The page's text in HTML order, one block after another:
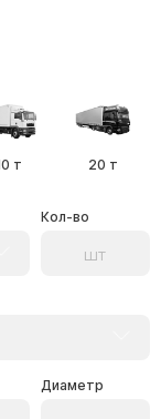
т 20 т
Кол-во
Диаметр